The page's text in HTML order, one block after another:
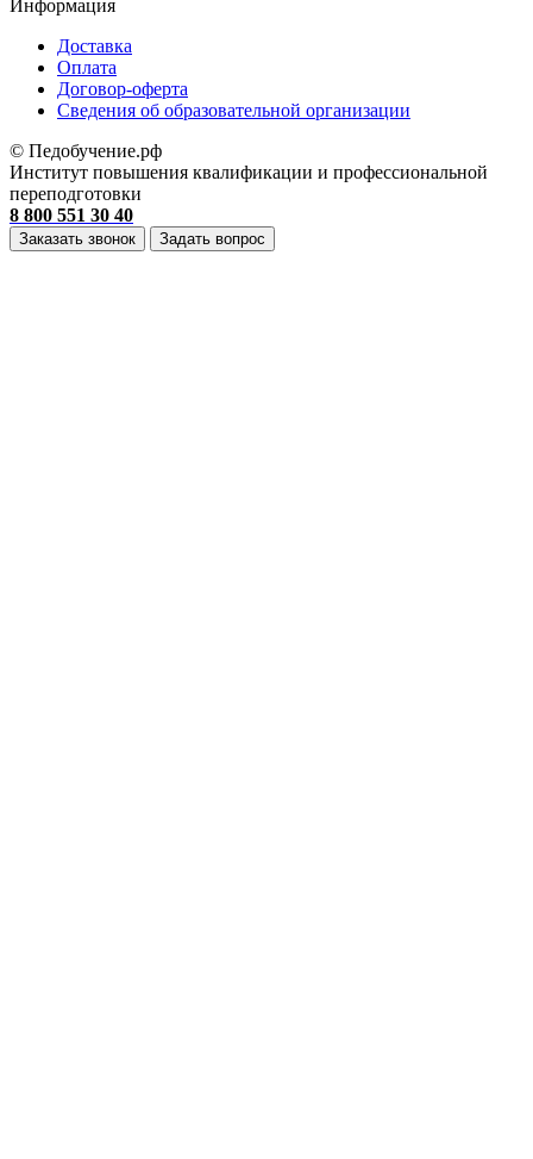
Информация
Доставка
Оплата
Договор-оферта
Cведения об образовательной организации
© Педобучение.рф
Институт повышения квалификации и профессиональной
переподготовки
8 800 551 30 40
Заказать звонок Задать вопрос